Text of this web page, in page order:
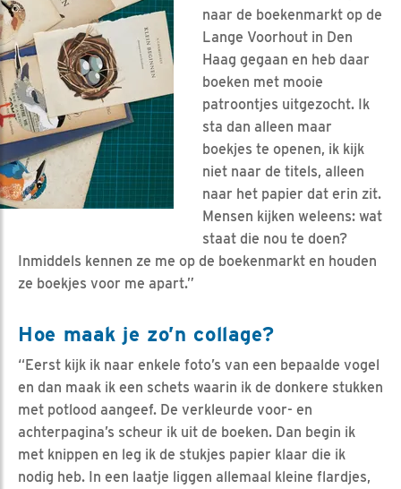
naar de boekenmarkt op de
Lange Voorhout in Den
Haag gegaan en heb daar
boeken met mooie
patroontjes uitgezocht. Ik
sta dan alleen maar
boekjes te openen, ik kijk
niet naar de titels, alleen
naar het papier dat erin zit.
Mensen kijken weleens: wat
staat die nou te doen?
Inmiddels kennen ze me op de boekenmarkt en houden
ze boekjes voor me apart.”
Hoe maak je zo’n collage?
“Eerst kijk ik naar enkele foto’s van een bepaalde vogel
en dan maak ik een schets waarin ik de donkere stukken
met potlood aangeef. De verkleurde voor- en
achterpagina’s scheur ik uit de boeken. Dan begin ik
met knippen en leg ik de stukjes papier klaar die ik
nodig heb. In een laatje liggen allemaal kleine flardjes,